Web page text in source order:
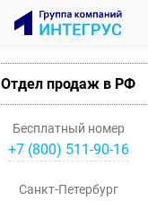
Отдел продаж в РФ
Бесплатный номер
+7 (800) 511-90-16
Санкт-Петербург